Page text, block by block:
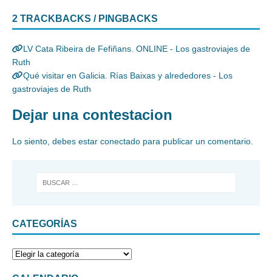
2 TRACKBACKS / PINGBACKS
LV Cata Ribeira de Fefiñans. ONLINE - Los gastroviajes de
Ruth
Qué visitar en Galicia. Rías Baixas y alrededores - Los
gastroviajes de Ruth
Dejar una contestacion
Lo siento, debes estar conectado para publicar un comentario.
CATEGORÍAS